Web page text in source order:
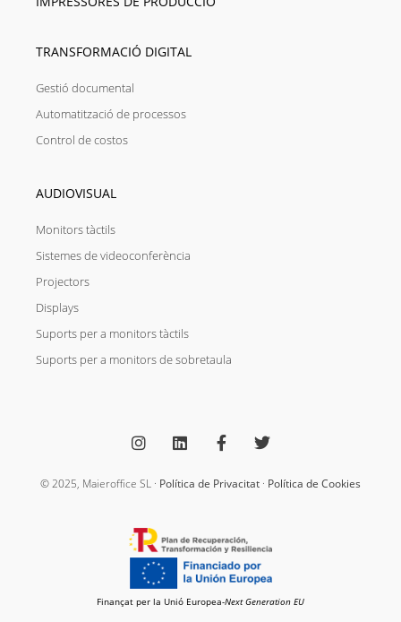
TRANSFORMACIÓ DIGITAL
Gestió documental
Automatització de processos
Control de costos
AUDIOVISUAL
Monitors tàctils
Sistemes de videoconferència
Projectors
Displays
Suports per a monitors tàctils
Suports per a monitors de sobretaula
s
t
g
m
n
k
d
c
e
o
-
f
i
t
e
© 2025, Maieroffice SL · Política de Privacitat · Política de Cookies
Finançat per la Unió Europea-Next Generation EU